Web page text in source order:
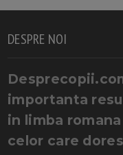
DESPRE NOI
importanta
in limba
celor care